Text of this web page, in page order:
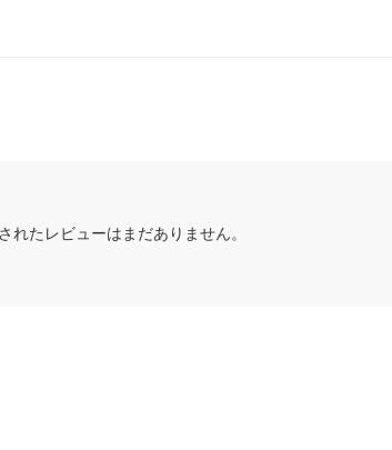
れたレビューはまだありません。